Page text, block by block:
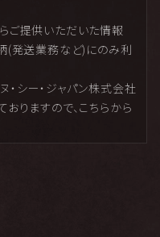
ご提供いただいた情報
(発送業務など)にのみ利
・シー・ジャパン株式会社
りますので、こちらから